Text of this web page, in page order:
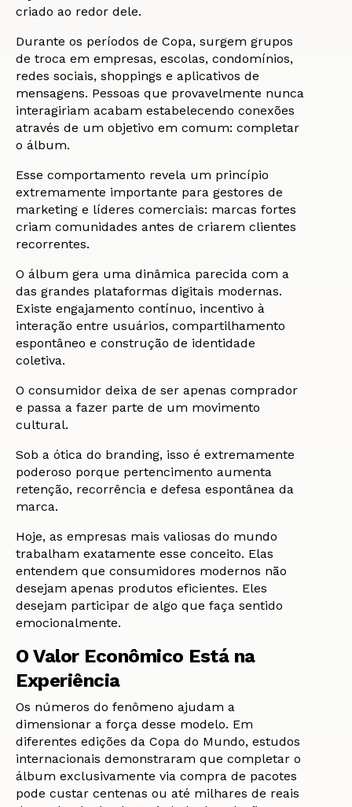
criado ao redor dele.
Durante os períodos de Copa, surgem grupos
de troca em empresas, escolas, condomínios,
redes sociais, shoppings e aplicativos de
mensagens. Pessoas que provavelmente nunca
interagiriam acabam estabelecendo conexões
através de um objetivo em comum: completar
o álbum.
Esse comportamento revela um princípio
extremamente importante para gestores de
marketing e líderes comerciais: marcas fortes
criam comunidades antes de criarem clientes
recorrentes.
O álbum gera uma dinâmica parecida com a
das grandes plataformas digitais modernas.
Existe engajamento contínuo, incentivo à
interação entre usuários, compartilhamento
espontâneo e construção de identidade
coletiva.
O consumidor deixa de ser apenas comprador
e passa a fazer parte de um movimento
cultural.
Sob a ótica do branding, isso é extremamente
poderoso porque pertencimento aumenta
retenção, recorrência e defesa espontânea da
marca.
Hoje, as empresas mais valiosas do mundo
trabalham exatamente esse conceito. Elas
entendem que consumidores modernos não
desejam apenas produtos eficientes. Eles
desejam participar de algo que faça sentido
emocionalmente.
O Valor Econômico Está na
Experiência
Os números do fenômeno ajudam a
dimensionar a força desse modelo. Em
diferentes edições da Copa do Mundo, estudos
internacionais demonstraram que completar o
álbum exclusivamente via compra de pacotes
pode custar centenas ou até milhares de reais